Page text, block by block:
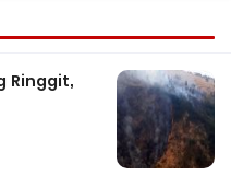
Ringgit,